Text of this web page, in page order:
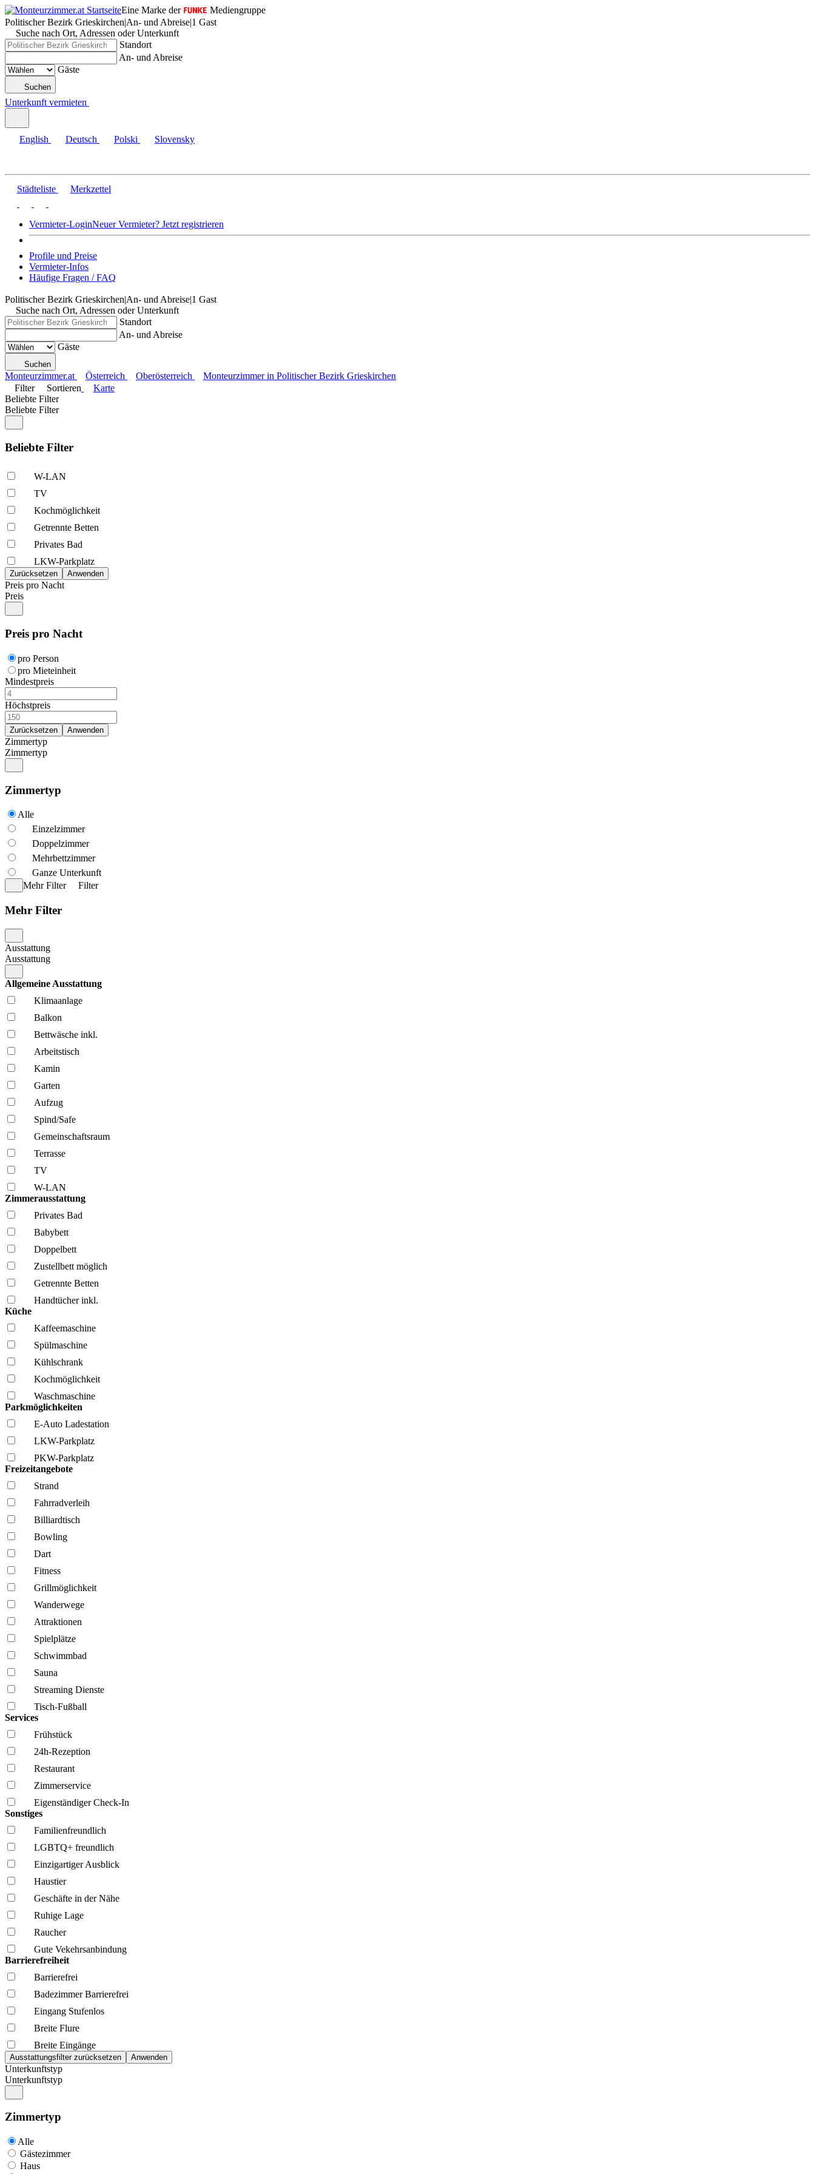
Eine Marke der
Mediengruppe
Politischer Bezirk Grieskirchen|An- und Abreise|1 Gast
Suche nach Ort, Adressen oder Unterkunft
Standort
An- und Abreise
Gäste
Suchen
Unterkunft vermieten
English Deutsch Polski Slovensky
Städteliste Merkzettel
Vermieter-LoginNeuer Vermieter? Jetzt registrieren
Profile und Preise
Vermieter-Infos
Häufige Fragen / FAQ
Politischer Bezirk Grieskirchen|An- und Abreise|1 Gast
Suche nach Ort, Adressen oder Unterkunft
Standort
An- und Abreise
Gäste
Suchen
Monteurzimmer.at Österreich Oberösterreich
Monteurzimmer in Politischer Bezirk Grieskirchen
Filter
Sortieren
Karte
Beliebte Filter
Beliebte Filter
Beliebte Filter
W-LAN
TV
Kochmöglich­keit
Getrennte Betten
Privates Bad
LKW-Parkplatz
Preis pro Nacht
Preis
Preis pro Nacht
pro Person
pro Mieteinheit
Mindestpreis
Höchstpreis
Zimmertyp
Zimmertyp
Zimmertyp
Alle
Einzelzimmer
Doppelzimmer
Mehrbettzimmer
Ganze Unterkunft
Mehr Filter
Filter
Mehr Filter
Ausstattung
Ausstattung
Allgemeine Ausstattung
Klima­anlage
Balkon
Bettwäsche inkl.
Arbeitstisch
Kamin
Garten
Aufzug
Spind/Safe
Gemeinschafts­raum
Terrasse
TV
W-LAN
Zimmerausstattung
Privates Bad
Babybett
Doppelbett
Zustellbett möglich
Getrennte Betten
Handtücher inkl.
Küche
Kaffee­maschine
Spül­maschine
Kühl­schrank
Kochmöglich­keit
Wasch­maschine
Parkmöglichkeiten
E-Auto Ladestation
LKW-Parkplatz
PKW-Parkplatz
Freizeitangebote
Strand
Fahrrad­verleih
Billiardtisch
Bowling
Dart
Fitness
Grillmöglich­keit
Wanderwege
Attraktionen
Spielplätze
Schwimmbad
Sauna
Streaming Dienste
Tisch-Fußball
Services
Frühstück
24h-Rezeption
Restaurant
Zimmerservice
Eigenständiger Check-In
Sonstiges
Familien­freundlich
LGBTQ+ freundlich
Einzigartiger Ausblick
Haustier
Geschäfte in der Nähe
Ruhige Lage
Raucher
Gute Vekehrsanbindung
Barrierefreiheit
Barrierefrei
Badezimmer Barrierefrei
Eingang Stufenlos
Breite Flure
Breite Eingänge
Unterkunftstyp
Unterkunftstyp
Zimmertyp
Alle
Gästezimmer
Haus